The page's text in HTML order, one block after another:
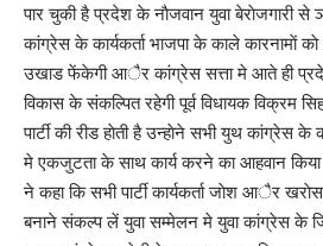
पार चुकी है प्रदेश के नाैजवान युवा बेराेजगारी
कांग्रेस के कार्यकर्ता भाजपा के काले कारनामाें
उखाड फेंकेगी आैर कांग्रेस सत्ता मे आते ही
विकास के संकल्पित रहेगी पूर्व विधायक विक्रम
पार्टी की रीड हाेती है उन्हाेने सभी युथ कांग्रेस
मे एकजुटता के साथ कार्य करने का आहवान किया
ने कहा कि सभी पार्टी कार्यकर्ता जाेश आैर
बनाने संकल्प लें युवा सम्मेलन मे युवा कांग्रेस के